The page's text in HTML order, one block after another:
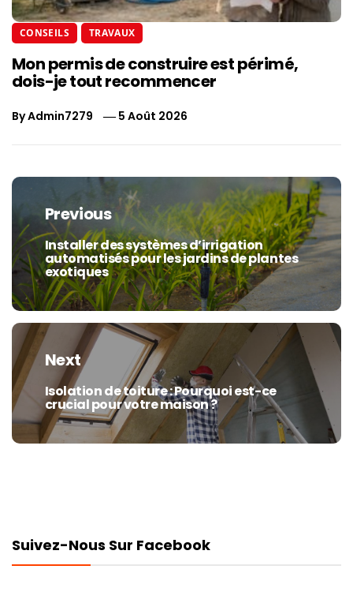
CONSEILS TRAVAUX
Mon permis de construire est périmé,
dois-je tout recommencer
ByAdmin7279 5 Août 2026
Navigation
de
l’article
Previous
Previous
post:
Installer des systèmes d’irrigation
automatisés pour les jardins de plantes
exotiques
Next
Next
post:
Isolation de toiture : Pourquoi est-ce
crucial pour votre maison ?
Suivez-Nous Sur Facebook